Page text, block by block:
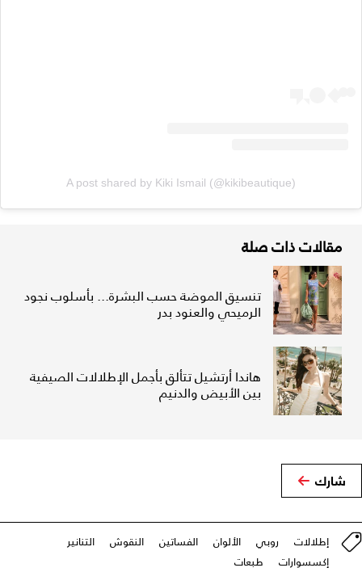
A post shared by Kiki Ismail (@kikibeautique)
مقالات ذات صلة
تنسيق الموضة حسب البشرة... بأسلوب نجود
الرميحي والعنود بدر
هاندا أرتشيل تتألق بأجمل الإطلالات الصيفية
بين الأبيض والدنيم
شارك
إطلالات روبي الألوان الفساتين النقوش
التنانير
إكسسوارات
طبعات